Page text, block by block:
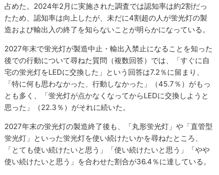
占めた。2024年2月に実施された調査では認知率は約2割だっ
たため、認知率は向上したが、未だに4割超の人が蛍光灯の製
造および輸出入の終了を知らないことが明らかになっている。
2027年末で蛍光灯が製造中止・輸出入禁止になることを知った
後での行動について尋ねた質問（複数回答）では、「すぐに自
宅の蛍光灯をLEDに交換した」という回答は7.2％に留まり、
「特に何も思わなかった、行動しなかった」（45.7％）がもっ
とも多く、「蛍光灯が点かなくなってからLEDに交換しようと
思った」（22.3％）がそれに続いた。
2027年末の蛍光灯の製造終了後も、「丸形蛍光灯」や「直管型
蛍光灯」といった蛍光灯を使い続けたいかを尋ねたところ、
「とても使い続けたいと思う」「使い続けたいと思う」「やや
使い続けたいと思う」を合わせた割合が36.4％に達している。